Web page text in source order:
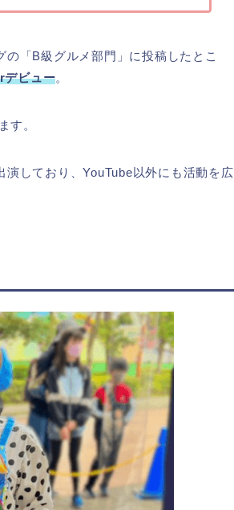
「B級グルメ部門」に投稿したとこ
デビュー。
す。
しており、YouTube以外にも活動を広